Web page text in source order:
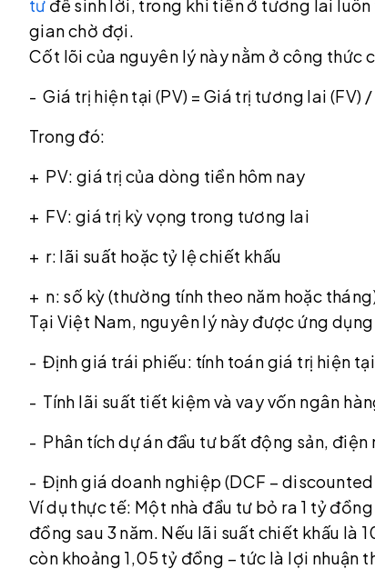
tư để sinh lời, trong khi tiền ở tương lai
gian chờ đợi.
Cốt lõi của nguyên lý này nằm ở công thức
- Giá trị hiện tại (PV) = Giá trị tương lai (FV) /
Trong đó:
+ PV: giá trị của dòng tiền hôm nay
+ FV: giá trị kỳ vọng trong tương lai
+ r: lãi suất hoặc tỷ lệ chiết khấu
+ n: số kỳ (thường tính theo năm hoặc
Tại Việt Nam, nguyên lý này được ứng
- Định giá trái phiếu: tính toán giá trị hiện
- Tính lãi suất tiết kiệm và vay vốn ngân
- Phân tích dự án đầu tư bất động sản,
- Định giá doanh nghiệp (DCF –
Ví dụ thực tế: Một nhà đầu tư bỏ ra 1 tỷ
đồng sau 3 năm. Nếu lãi suất chiết khấu là
còn khoảng 1,05 tỷ đồng – tức là lợi nhuận